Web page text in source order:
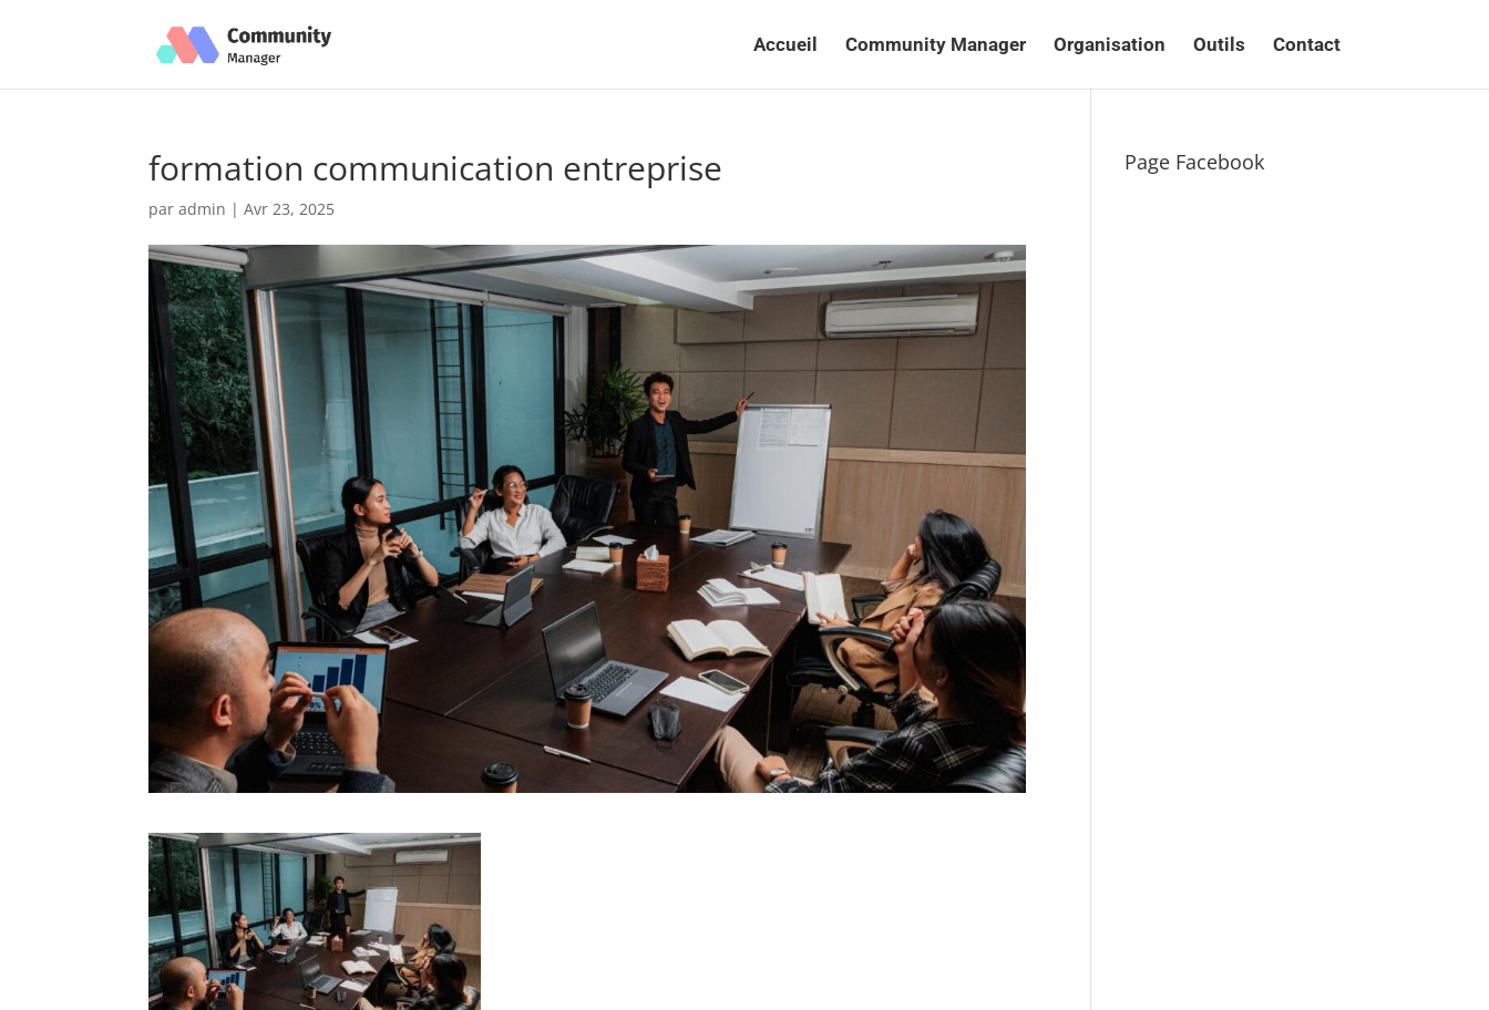
Accueil Community Manager Organisation Outils Contact
formation communication entreprise
paradmin |Avr 23, 2025
Page Facebook